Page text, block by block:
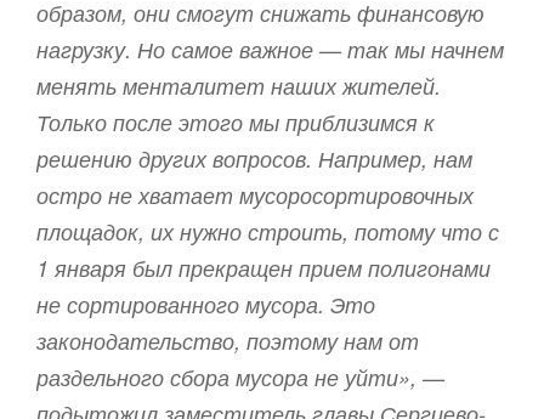
образом, они смогут снижать финансовую
нагрузку. Но самое важное — так мы начнем
менять менталитет наших жителей.
Только после этого мы приблизимся к
решению других вопросов. Например, нам
остро не хватает мусоросортировочных
площадок, их нужно строить, потому что с
1 января был прекращен прием полигонами
не сортированного мусора. Это
законодательство, поэтому нам от
раздельного сбора мусора не уйти», —